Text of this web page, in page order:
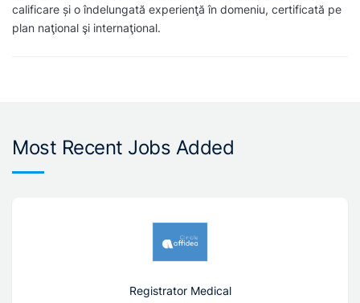
calificare și o îndelungată experienţă în domeniu, certificată pe
plan naţional şi internaţional.
Most Recent Jobs Added
Registrator Medical